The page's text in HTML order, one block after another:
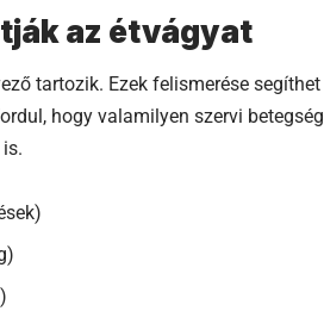
az étvágyat
tartozik. Ezek felismerése segíthet
hogy valamilyen szervi betegség